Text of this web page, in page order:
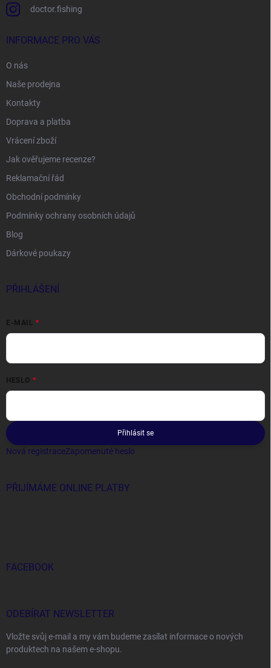
doctor.fishing
INFORMACE PRO VÁS
O nás
Naše prodejna
Kontakty
Doprava a platba
Vrácení zboží
Jak ověřujeme recenze?
Reklamační řád
Obchodní podmínky
Podmínky ochrany osobních údajů
Blog
Dárkové poukazy
PŘIHLÁŠENÍ
E-MAIL
HESLO
Přihlásit se
Nová registraceZapomenuté heslo
PŘIJÍMÁME ONLINE PLATBY
FACEBOOK
ODEBÍRAT NEWSLETTER
Vložte svůj e-mail a my vám budeme zasílat informace o nových
produktech na našem e-shopu.